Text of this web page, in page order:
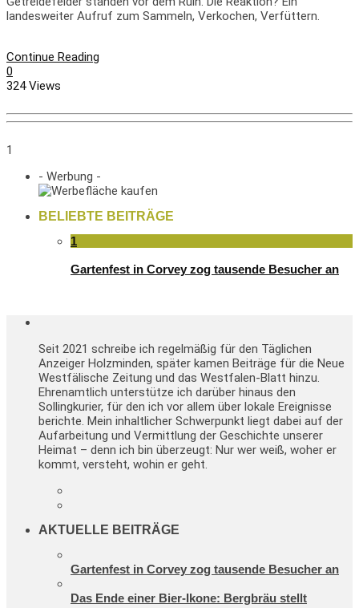
landesweiter Aufruf zum Sammeln, Verkochen, Verfüttern.
Continue Reading
0
324 Views
1
- Werbung -
BELIEBTE BEITRÄGE
1
Gartenfest in Corvey zog tausende Besucher an
Seit 2021 schreibe ich regelmäßig für den Täglichen
Anzeiger Holzminden, später kamen Beiträge für die Neue
Westfälische Zeitung und das Westfalen-Blatt hinzu.
Ehrenamtlich unterstütze ich darüber hinaus den
Sollingkurier, für den ich vor allem über lokale Ereignisse
berichte. Mein inhaltlicher Schwerpunkt liegt dabei auf der
Aufarbeitung und Vermittlung der Geschichte unserer
Heimat – denn ich bin überzeugt: Nur wer weiß, woher er
kommt, versteht, wohin er geht.
AKTUELLE BEITRÄGE
Gartenfest in Corvey zog tausende Besucher an
Das Ende einer Bier-Ikone: Bergbräu stellt